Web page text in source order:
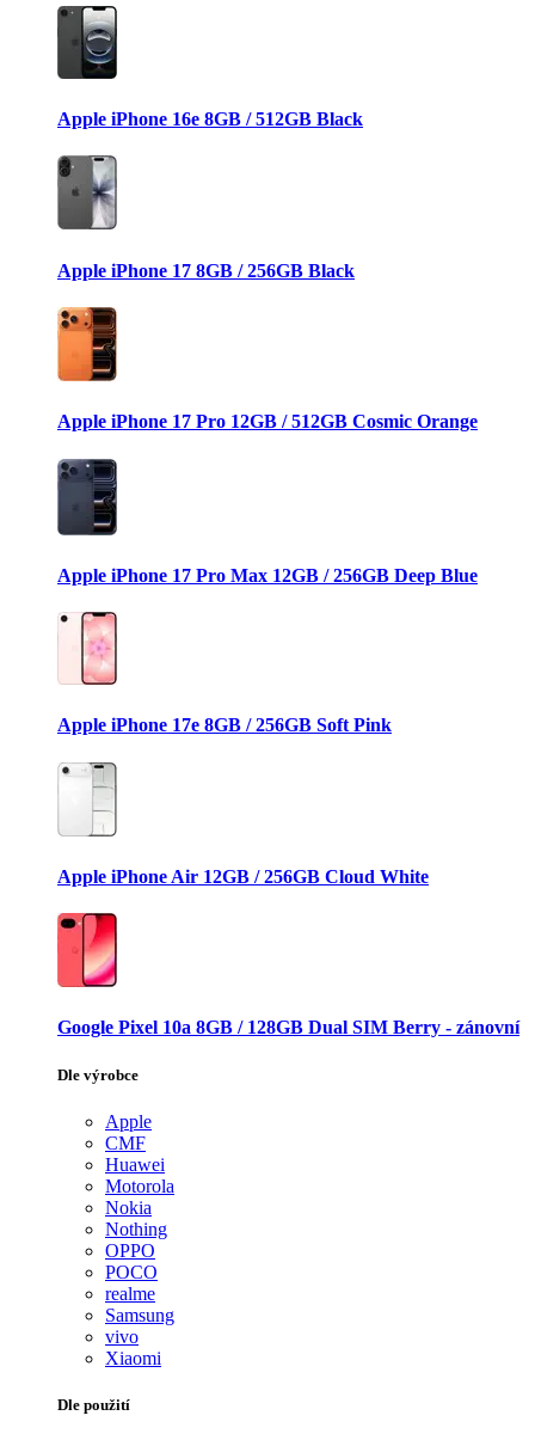
Apple iPhone 16e 8GB / 512GB Black
Apple iPhone 17 8GB / 256GB Black
Apple iPhone 17 Pro 12GB / 512GB Cosmic Orange
Apple iPhone 17 Pro Max 12GB / 256GB Deep Blue
Apple iPhone 17e 8GB / 256GB Soft Pink
Apple iPhone Air 12GB / 256GB Cloud White
Google Pixel 10a 8GB / 128GB Dual SIM Berry - zánovní
Dle výrobce
Apple
CMF
Huawei
Motorola
Nokia
Nothing
OPPO
POCO
realme
Samsung
vivo
Xiaomi
Dle použití